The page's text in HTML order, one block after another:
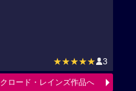
★★★★★ 3
クロード・レインズ作品へ